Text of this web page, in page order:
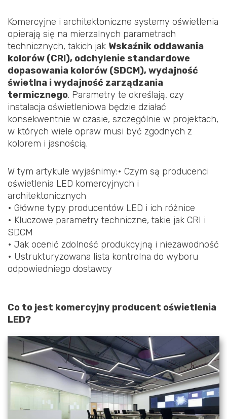
Komercyjne i architektoniczne systemy oświetlenia
opierają się na mierzalnych parametrach
technicznych, takich jak Wskaźnik oddawania
kolorów (CRI), odchylenie standardowe
dopasowania kolorów (SDCM), wydajność
świetlna i wydajność zarządzania
termicznego. Parametry te określają, czy
instalacja oświetleniowa będzie działać
konsekwentnie w czasie, szczególnie w projektach,
w których wiele opraw musi być zgodnych z
kolorem i jasnością.
W tym artykule wyjaśnimy:• Czym są producenci
oświetlenia LED komercyjnych i
architektonicznych
• Główne typy producentów LED i ich różnice
• Kluczowe parametry techniczne, takie jak CRI i
SDCM
• Jak ocenić zdolność produkcyjną i niezawodność
• Ustrukturyzowana lista kontrolna do wyboru
odpowiedniego dostawcy
Co to jest komercyjny producent oświetlenia
LED?